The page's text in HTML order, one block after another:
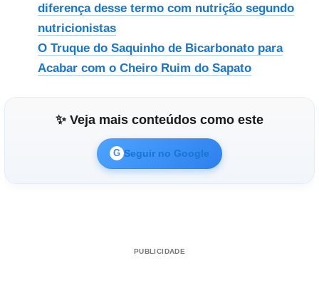
diferença desse termo com nutrição segundo
nutricionistas
O Truque do Saquinho de Bicarbonato para
Acabar com o Cheiro Ruim do Sapato
✨ Veja mais conteúdos como este
G Seguir no Google
PUBLICIDADE